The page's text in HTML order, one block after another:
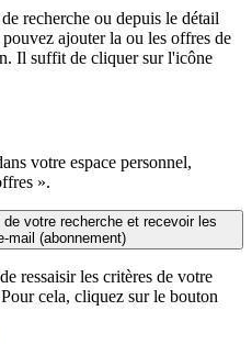
recherche ou depuis le détail
ajouter la ou les offres de
Il suffit de cliquer sur l'icône
votre espace personnel,
».
votre recherche et recevoir les
mail (abonnement)
ressaisir les critères de votre
cela, cliquez sur le bouton